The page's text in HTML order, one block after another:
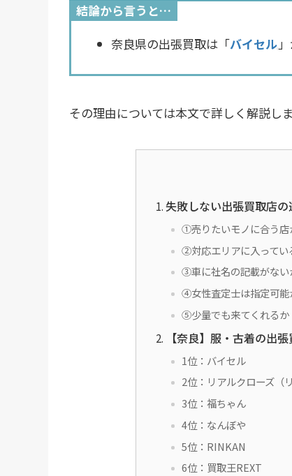
結論から言うと…
奈良県の出張買取は「バイセル
その理由については本文で詳しく解説しま
失敗しない出張買取店の
①売りたいモノに合う店
②対応エリアに入ってい
③車に社名の記載がない
④女性査定士は指定可能
⑤少量でも来てくれるか
【奈良】服・古着の出
1位：バイセル
2位：リアルクローズ（リ
3位：福ちゃん
4位：なんぼや
5位：RINKAN
6位：買取王REXT